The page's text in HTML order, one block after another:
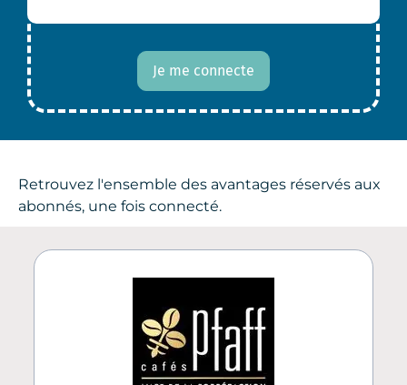
Je me connecte
Retrouvez l'ensemble des avantages réservés aux
abonnés, une fois connecté.